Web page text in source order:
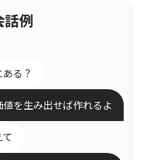
話例
る？
値を生み出せば作れるよ